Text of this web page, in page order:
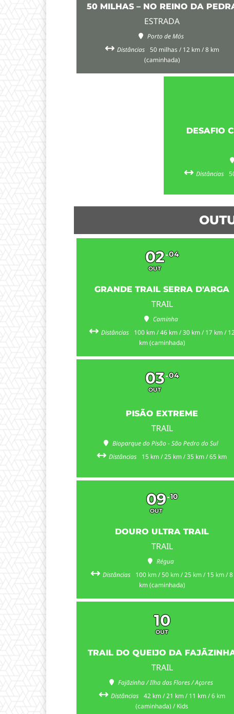
50 MILHAS – NO REINO DA
ESTRADA
Porto de Mós
Distâncias 50 milhas / 12 km / 8 km
(caminhada)
DESAFIO
Distâncias
02
OUT
04
GRANDE TRAIL SERRA D'ARGA
TRAIL
Caminha
Distâncias
100 km / 46 km / 30 km / 17 km /
km (caminhada)
03
OUT
04
PISÃO EXTREME
TRAIL
Bioparque do Pisão - São Pedro do Sul
Distâncias
15 km / 25 km / 35 km / 65 km
09
OUT
10
DOURO ULTRA TRAIL
TRAIL
Régua
Distâncias
100 km / 50 km / 25 km / 15 km / 8
km (caminhada)
10
OUT
TRAIL DO QUEIJO DA
TRAIL
Fajãzinha / Ilha das Flores / Açores
Distâncias 42 km / 21 km / 11 km / 6 km
(caminhada) / Kids